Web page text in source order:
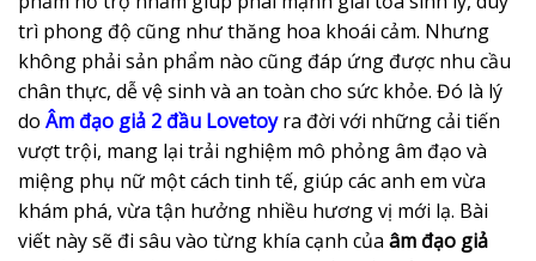
trì phong độ cũng như thăng hoa khoái cảm. Nhưng
không phải sản phẩm nào cũng đáp ứng được nhu cầu
chân thực, dễ vệ sinh và an toàn cho sức khỏe. Đó là lý
do Âm đạo giả 2 đầu Lovetoyra đời với những cải tiến
vượt trội, mang lại trải nghiệm mô phỏng âm đạo và
miệng phụ nữ một cách tinh tế, giúp các anh em vừa
khám phá, vừa tận hưởng nhiều hương vị mới lạ. Bài
viết này sẽ đi sâu vào từng khía cạnh của âm đạo giả